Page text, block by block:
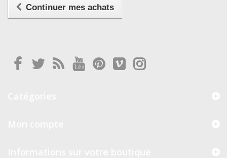
Continuer mes achats